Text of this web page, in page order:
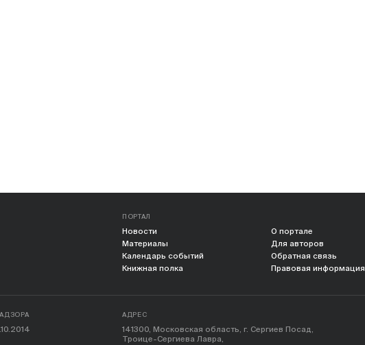
ПОРТАЛ
Новости
Материалы
Календарь событий
Книжная полка
О портале
Для авторов
Обратная связь
Правовая информация
АДРЕС
141300, Московская область, г. Сергиев Посад,
Троице-Сергиева Лавра,